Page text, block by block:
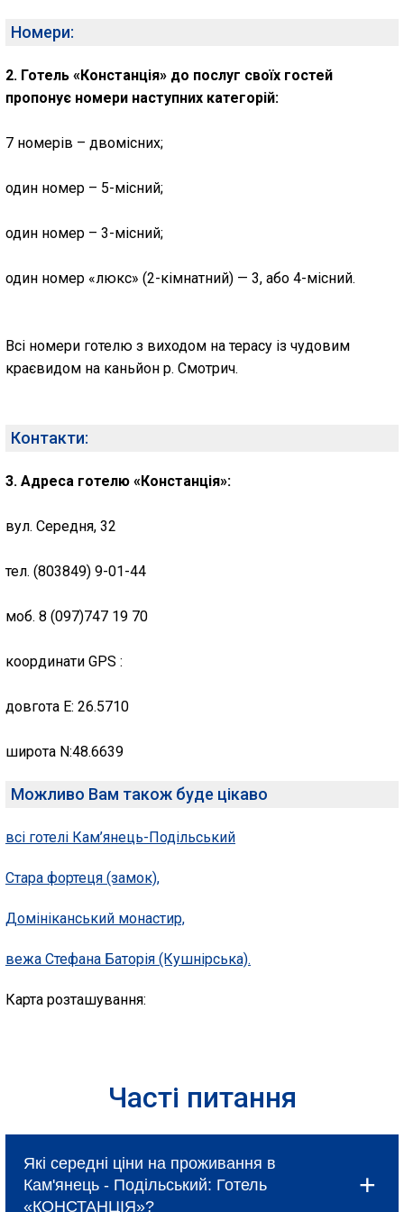
Номери:
2. Готель «Констанція» до послуг своїх гостей
пропонує номери наступних категорій:
7 номерів – двомісних;
один номер – 5-місний;
один номер – 3-місний;
один номер «люкс» (2-кімнатний) — 3, або 4-місний.
Всі номери готелю з виходом на терасу із чудовим
краєвидом на каньйон р. Смотрич.
Контакти:
3. Адреса готелю «Констанція»:
вул. Середня, 32
тел. (803849) 9-01-44
моб. 8 (097)747 19 70
координати GPS :
довгота E: 26.5710
широта N:48.6639
Можливо Вам також буде цікаво
всі готелі Кам’янець-Подільський
Стара фортеця (замок),
Домініканський монастир,
вежа Стефана Баторія (Кушнірська).
Карта розташування:
Часті питання
Які середні ціни на проживання в
Кам'янець - Подільський: Готель
«КОНСТАНЦІЯ»?